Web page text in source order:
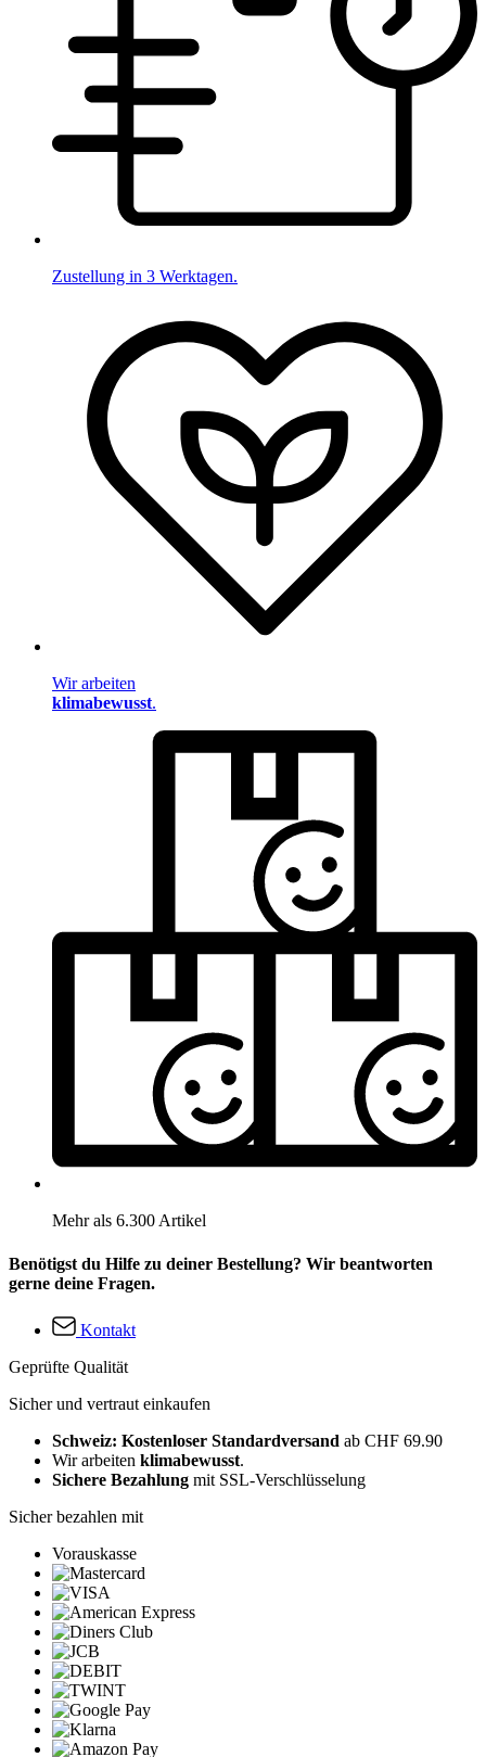
Zustellung in 3 Werktagen.
Wir arbeiten
klimabewusst.
Mehr als 6.300 Artikel
Benötigst du Hilfe zu deiner Bestellung? Wir beantworten
gerne deine Fragen.
Kontakt
Geprüfte Qualität
Sicher und vertraut einkaufen
Schweiz: Kostenloser Standardversand ab CHF 69.90
Wir arbeiten klimabewusst.
Sichere Bezahlung mit SSL-Verschlüsselung
Sicher bezahlen mit
Vorauskasse